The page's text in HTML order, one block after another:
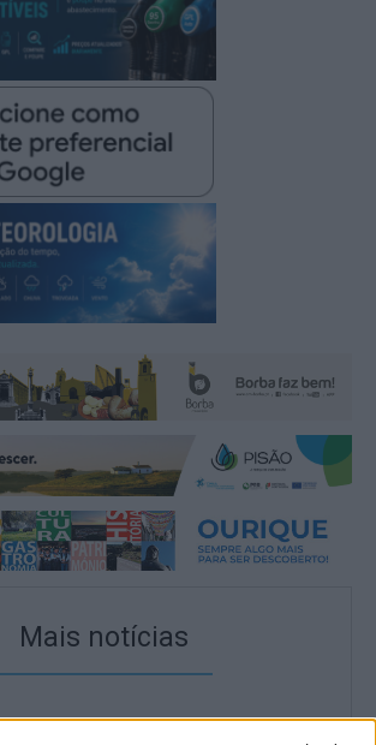
Mais notícias